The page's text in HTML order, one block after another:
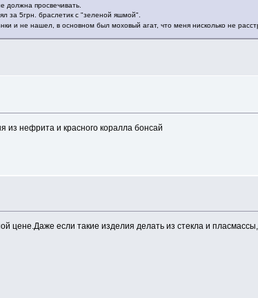
должна просвечивать.
за 5грн. браслетик с "зеленой яшмой".
и не нашел, в основном был моховый агат, что меня нисколько не
из нефрита и красного коралла бонсай
цене.Даже если такие изделия делать из стекла и